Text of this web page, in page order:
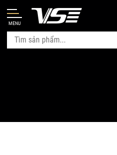
MENU